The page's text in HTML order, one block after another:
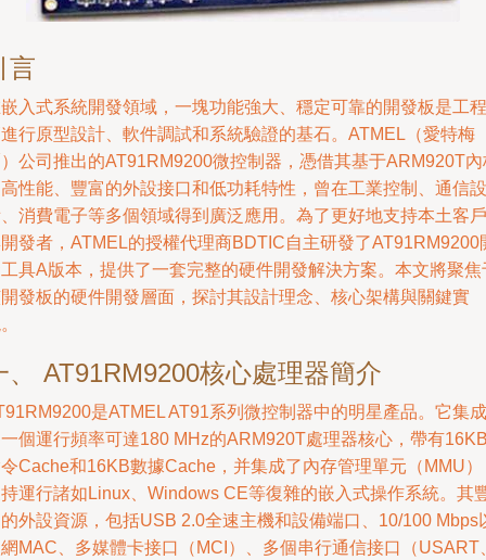
言
入式系統開發領域，一塊功能強大、穩定可靠的開發板是工程
行原型設計、軟件調試和系統驗證的基石。ATMEL（愛特梅
公司推出的AT91RM9200微控制器，憑借其基于ARM920T內
性能、豐富的外設接口和低功耗特性，曾在工業控制、通信設
消費電子等多個領域得到廣泛應用。為了更好地支持本土客戶
發者，ATMEL的授權代理商BDTIC自主研發了AT91RM9200
具A版本，提供了一套完整的硬件開發解決方案。本文將聚焦
發板的硬件開發層面，探討其設計理念、核心架構與關鍵實
、 AT91RM9200核心處理器簡介
是ATMEL AT91系列微控制器中的明星產品。它集成
個運行頻率可達180 MHz的ARM920T處理器核心，帶有
Cache和16KB數據Cache，并集成了內存管理單元（MMU）
運行諸如Linux、Windows CE等復雜的嵌入式操作系統。其
外設資源，包括USB 2.0全速主機和設備端口、10/100 Mbps
MAC、多媒體卡接口（MCI）、多個串行通信接口（USART